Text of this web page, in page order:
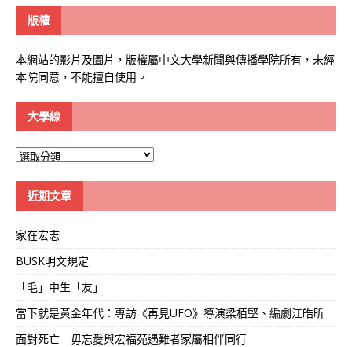
版權
本網站的影片及圖片，版權屬中文大學新聞與傳播學院所有，未經
本院同意，不能擅自使用。
大學線
大
近期文章
家在宏志
BUSK明文規定
「毛」中生「友」
當下就是黃金年代：專訪《再見UFO》導演梁栢堅、編劇江皓昕
面對死亡 毋忘愛與宏福苑遇難者家屬相伴同行